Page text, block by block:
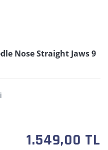
Nose Straight Jaws 9
1.549,00 TL